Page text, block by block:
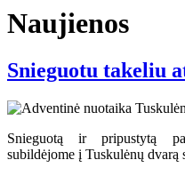
Naujienos
Snieguotu takeliu
Snieguotą ir pripustytą
subildėjome į Tuskulėnų